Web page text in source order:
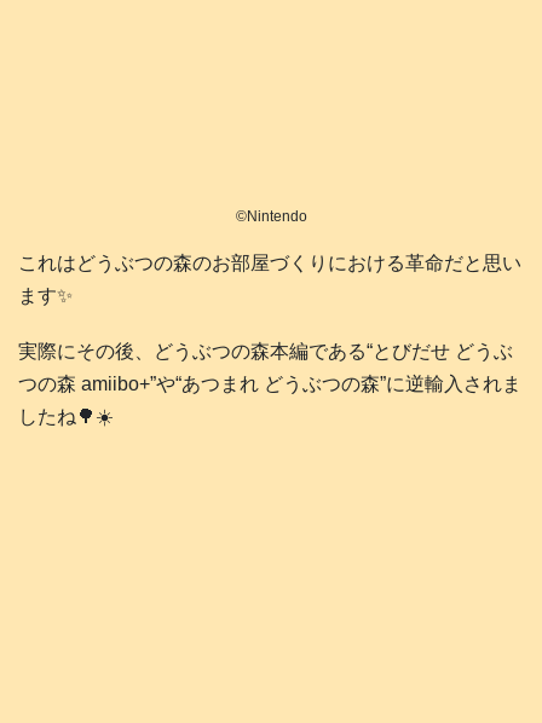
©️Nintendo
これはどうぶつの森のお部屋づくりにおける革命だと思い
ます✨
実際にその後、どうぶつの森本編である“とびだせ どうぶ
つの森 amiibo+”や“あつまれ どうぶつの森”に逆輸入されま
したね🌳☀️